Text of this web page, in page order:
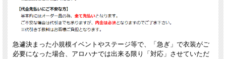
急遽決まった小規模イベントやステージ等で、「急ぎ」で衣装がご
必要になった場合、アロハナでは出来る限り「対応」させていただ